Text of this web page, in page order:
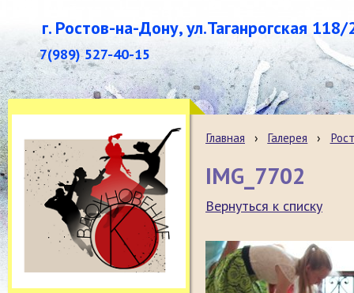
г. Ростов-на-Дону, ул.Таганрогская 118/
7(989) 527-40-15
Главная › Галерея ›
IMG_7702
Вернуться к списку